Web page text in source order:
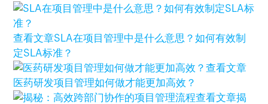
查看文章SLA在项目管理中是什么意思？如何有效制
定SLA标准？
查看文章
医药研发项目管理如何做才能更加高效？
查看文章揭